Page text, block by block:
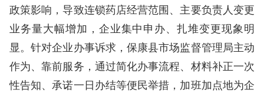
政策影响，导致连锁药店经营范围、主要负责人变更
业务量大幅增加，企业集中申办、扎堆变更现象明
显。针对企业办事诉求，保康县市场监督管理局主动
作为、靠前服务，通过简化办事流程、材料补正一次
性告知、承诺一日办结等便民举措，加班加点地为企